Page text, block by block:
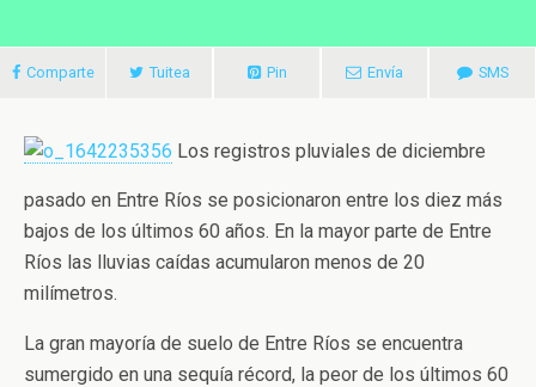
Comparte Tuitea Pin Envía SMS
Los registros pluviales de diciembre
pasado en Entre Ríos se posicionaron entre los diez más
bajos de los últimos 60 años. En la mayor parte de Entre
Ríos las lluvias caídas acumularon menos de 20
milímetros.
La gran mayoría de suelo de Entre Ríos se encuentra
sumergido en una sequía récord, la peor de los últimos 60